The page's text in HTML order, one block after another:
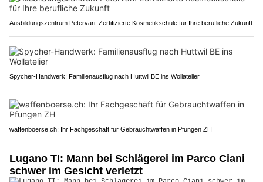
Ausbildungszentrum Petervari: Zertifizierte Kosmetikschule für Ihre berufliche Zukunft
Spycher-Handwerk: Familienausflug nach Huttwil BE ins Wollatelier
waffenboerse.ch: Ihr Fachgeschäft für Gebrauchtwaffen in Pfungen ZH
Lugano TI: Mann bei Schlägerei im Parco Ciani
schwer im Gesicht verletzt